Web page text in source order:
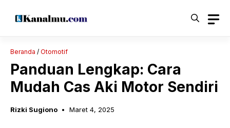
Beranda / Otomotif
Panduan Lengkap: Cara
Mudah Cas Aki Motor Sendiri
Rizki Sugiono Maret 4, 2025